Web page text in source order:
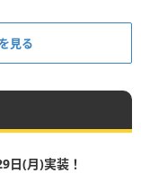
見る
日(月)実装！